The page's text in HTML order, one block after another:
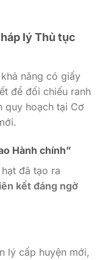
lý Thủ tục
năng có giấy
để đối chiếu ranh
quy hoạch tại Cơ
Hành chính”
đã tạo ra
kết đáng ngờ
lý cấp huyện mới,